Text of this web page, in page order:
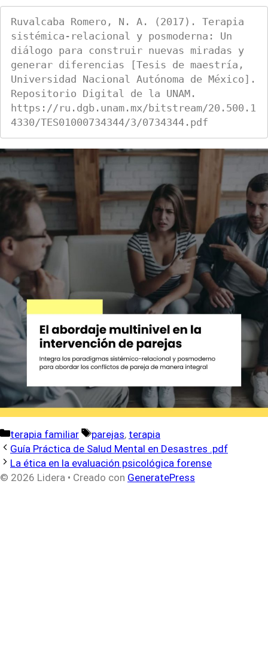
Ruvalcaba Romero, N. A. (2017). Terapia
sistémica-relacional y posmoderna: Un
diálogo para construir nuevas miradas y
generar diferencias [Tesis de maestría,
Universidad Nacional Autónoma de México].
Repositorio Digital de la UNAM.
https://ru.dgb.unam.mx/bitstream/20.500.1
4330/TES01000734344/3/0734344.pdf
Categorías
terapia familiar Etiquetas
parejas, terapia
Guía Práctica de Salud Mental en Desastres .pdf
La ética en la evaluación psicológica forense
© 2026 Lidera • Creado con GeneratePress